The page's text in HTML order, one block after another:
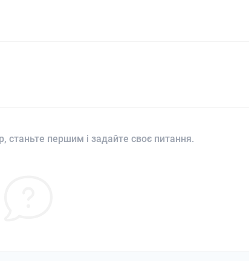
станьте першим і задайте своє питання.